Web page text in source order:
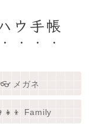
ウ手帳
👓 メガネ
Family
の奥にある「わたし
– 暮らしを育て